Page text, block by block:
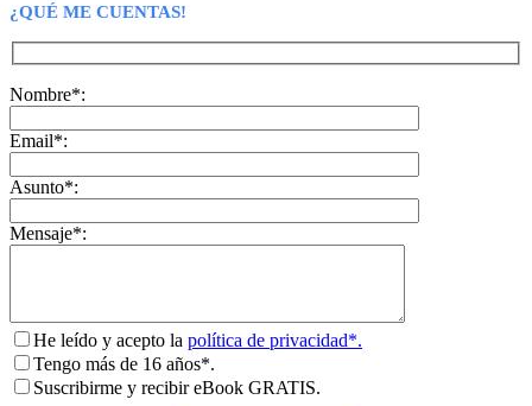
¿QUÉ ME CUENTAS!
Nombre*:
Email*:
Asunto*:
Mensaje*:
He leído y acepto la política de privacidad*.
Tengo más de 16 años*.
Suscribirme y recibir eBook GRATIS.